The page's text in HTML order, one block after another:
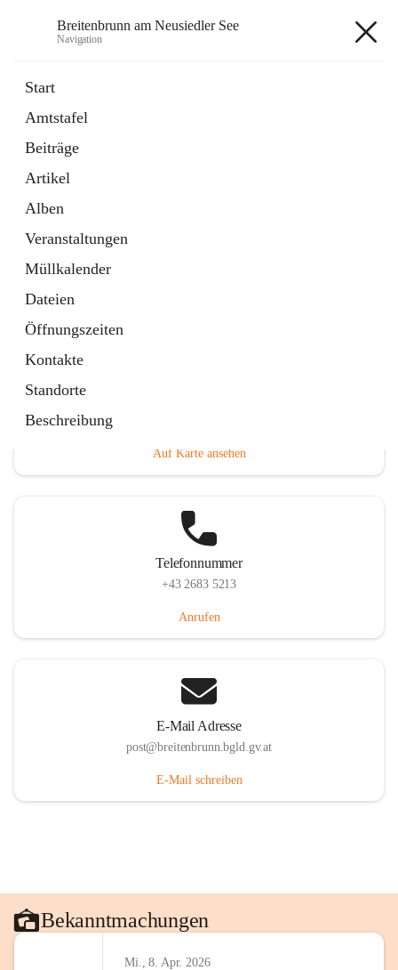
Breitenbrunn am Neusiedler See
Navigation
Start
Amtstafel
Beiträge
Artikel
Alben
Veranstaltungen
Müllkalender
Dateien
Öffnungszeiten
Kontakte
Standorte
Beschreibung
18 Schnellzugriffe
Gemeindeservice
Auf Karte ansehen
Telefonnummer
+43 2683 5213
Anrufen
E-Mail Adresse
post@breitenbrunn.bgld.gv.at
E-Mail schreiben
Bekanntmachungen
Mi., 8. Apr. 2026